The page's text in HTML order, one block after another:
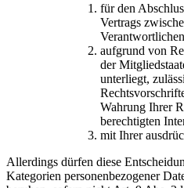
für den
Vertrags
aufgrund von
der
unterliegt,
Wahrung Ihrer
berechtigten
mit Ihrer
Allerdings dürfen diese
Kategorien personenbezogener